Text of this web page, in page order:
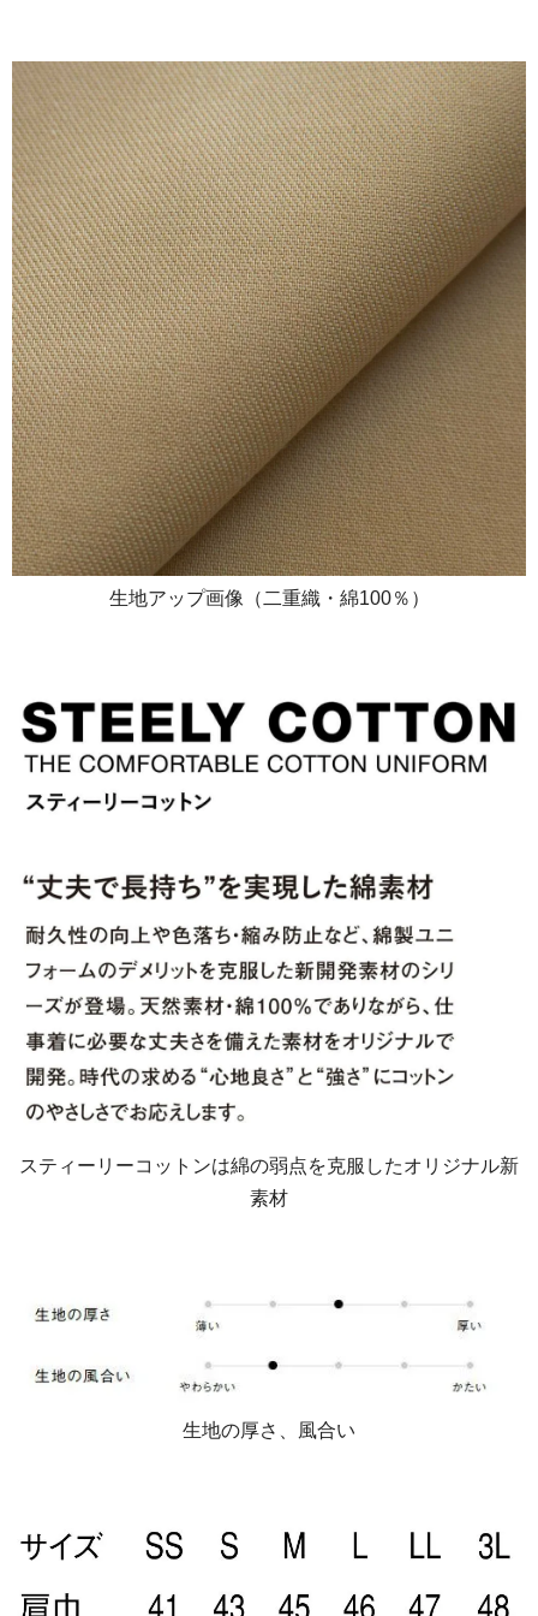
生地アップ画像（二重織・綿100％）
スティーリーコットンは綿の弱点を克服したオリジナル新
素材
生地の厚さ、風合い